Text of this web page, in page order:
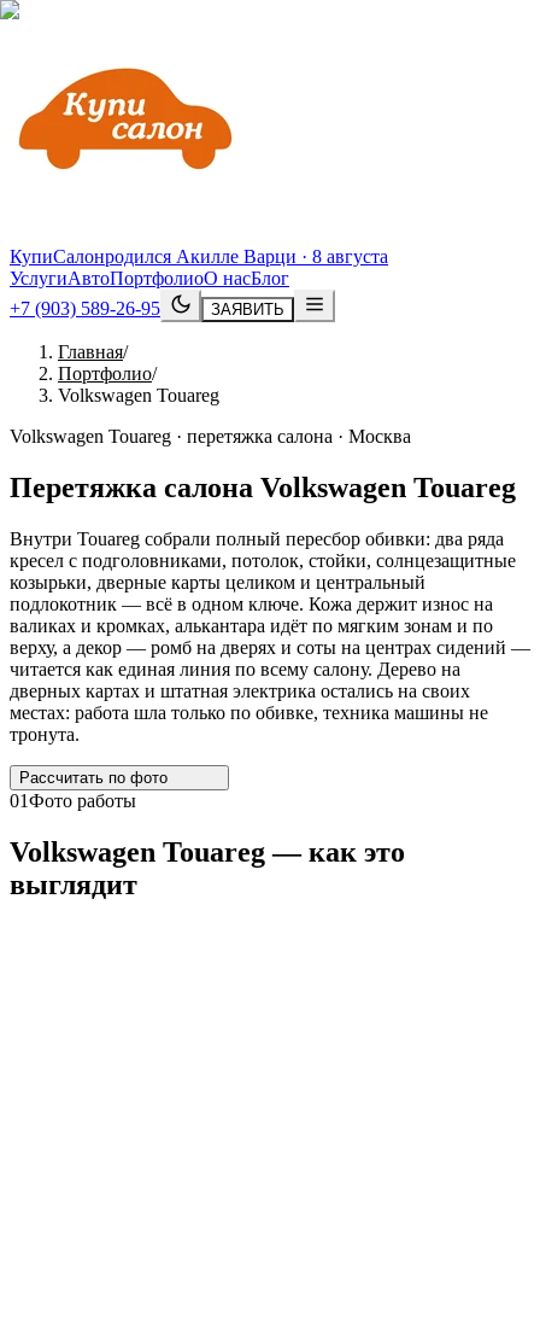
КупиСалонродился Акилле Варци · 8 августа
УслугиАвтоПортфолиоО насБлог
+7 (903) 589-26-95
ЗАЯВИТЬ
Главная/
Портфолио/
Volkswagen Touareg
Volkswagen Touareg · перетяжка салона · Москва
Перетяжка салона Volkswagen Touareg
Внутри Touareg собрали полный пересбор обивки: два ряда
кресел с подголовниками, потолок, стойки, солнцезащитные
козырьки, дверные карты целиком и центральный
подлокотник — всё в одном ключе. Кожа держит износ на
валиках и кромках, алькантара идёт по мягким зонам и по
верху, а декор — ромб на дверях и соты на центрах сидений —
читается как единая линия по всему салону. Дерево на
дверных картах и штатная электрика остались на своих
местах: работа шла только по обивке, техника машины не
тронута.
Рассчитать по фото
01Фото работы
Volkswagen Touareg— как это
выглядит